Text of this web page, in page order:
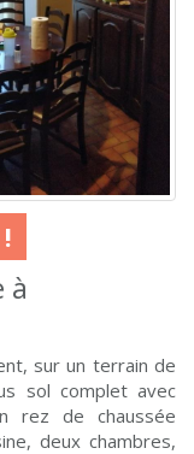
à
sur un terrain de
sol complet avec
rez de chaussée
deux chambres,